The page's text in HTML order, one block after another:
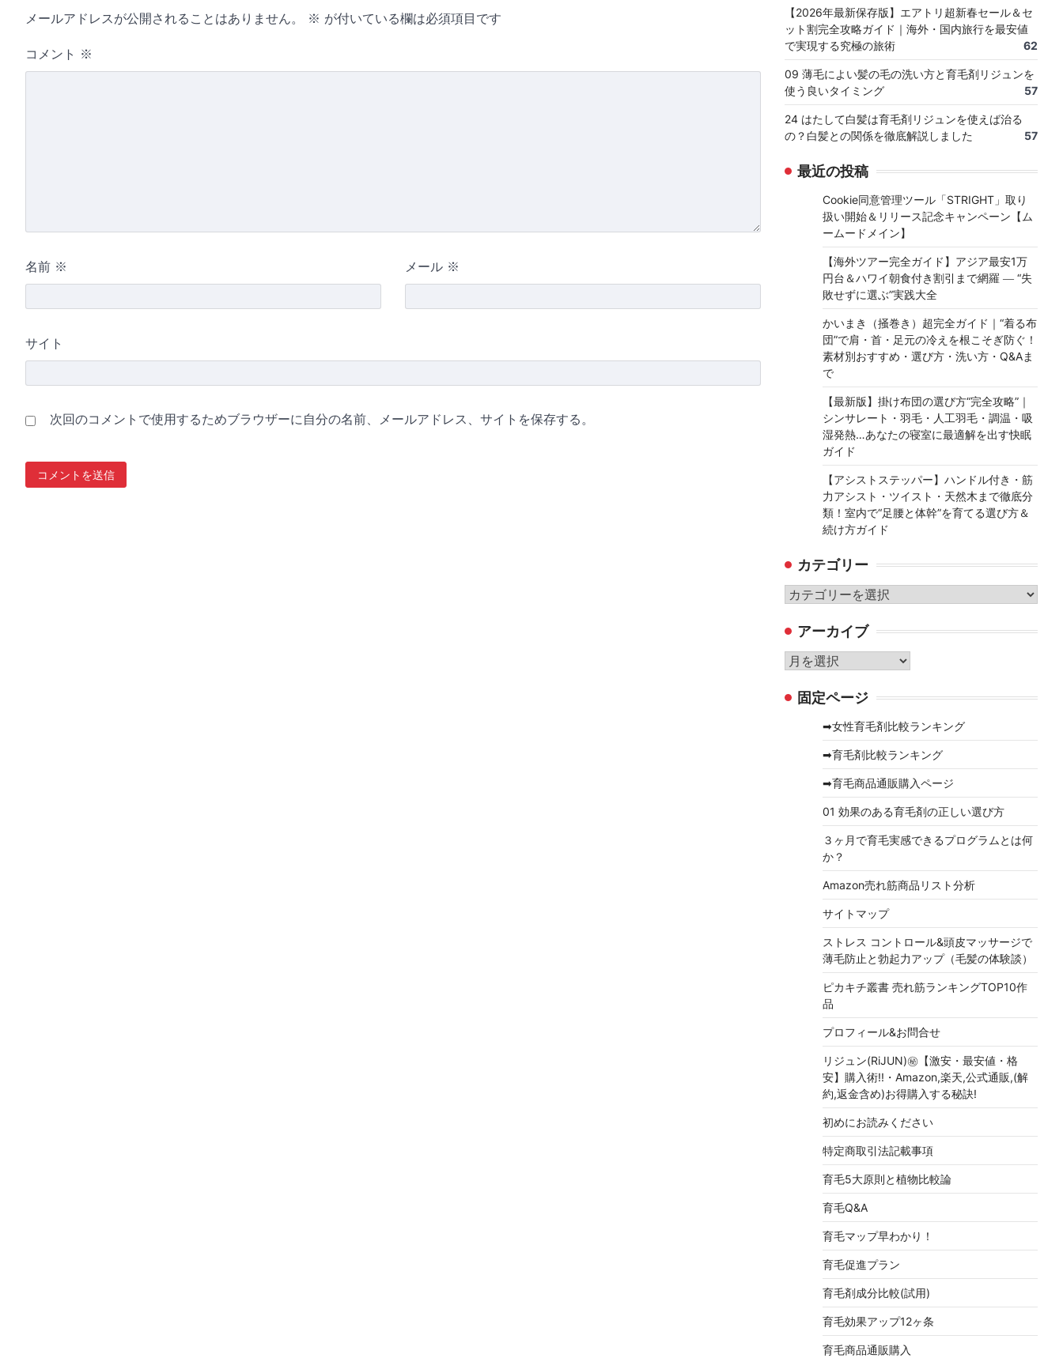
メールアドレスが公開されることはありません。 ※ が付いている欄は必須項目です
コメント ※
名前 ※ メール ※
サイト
次回のコメントで使用するためブラウザーに自分の名前、メールアドレス、サイトを保存する。
【2026年最新保存版】エアトリ超新春セール＆セ
ット割完全攻略ガイド｜海外・国内旅行を最安値
で実現する究極の旅術
62
09 薄毛によい髪の毛の洗い方と育毛剤リジュンを
使う良いタイミング
57
24 はたして白髪は育毛剤リジュンを使えば治る
の？白髪との関係を徹底解説しました
57
最近の投稿
Cookie同意管理ツール「STRIGHT」取り
扱い開始＆リリース記念キャンペーン【ム
ームードメイン】
【海外ツアー完全ガイド】アジア最安1万
円台＆ハワイ朝食付き割引まで網羅 ― “失
敗せずに選ぶ”実践大全
かいまき（掻巻き）超完全ガイド｜“着る布
団”で肩・首・足元の冷えを根こそぎ防ぐ！
素材別おすすめ・選び方・洗い方・Q&Aま
で
【最新版】掛け布団の選び方“完全攻略”｜
シンサレート・羽毛・人工羽毛・調温・吸
湿発熱…あなたの寝室に最適解を出す快眠
ガイド
【アシストステッパー】ハンドル付き・筋
力アシスト・ツイスト・天然木まで徹底分
類！室内で“足腰と体幹”を育てる選び方＆
続け方ガイド
カテゴリー
カ
ゴ
リ
ー
アーカイブ
ア
カ 固定ページ
➡女性育毛剤比較ランキング
➡育毛剤比較ランキング
➡育毛商品通販購入ページ
01 効果のある育毛剤の正しい選び方
３ヶ月で育毛実感できるプログラムとは何
か？
Amazon売れ筋商品リスト分析
サイトマップ
ストレス コントロール&頭皮マッサージで
薄毛防止と勃起力アップ（毛髪の体験談）
ピカキチ叢書 売れ筋ランキングTOP10作
品
プロフィール&お問合せ
リジュン(RiJUN)㊙【激安・最安値・格
安】購入術!!・Amazon,楽天,公式通販,(解
約,返金含め)お得購入する秘訣!
初めにお読みください
特定商取引法記載事項
育毛5大原則と植物比較論
育毛Q&A
育毛マップ早わかり！
育毛促進プラン
育毛剤成分比較(試用)
育毛効果アップ12ヶ条
育毛商品通販購入